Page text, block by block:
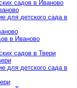
садов в Иваново
для детского сада в
в Иваново
садов в Твери
для детского сада в